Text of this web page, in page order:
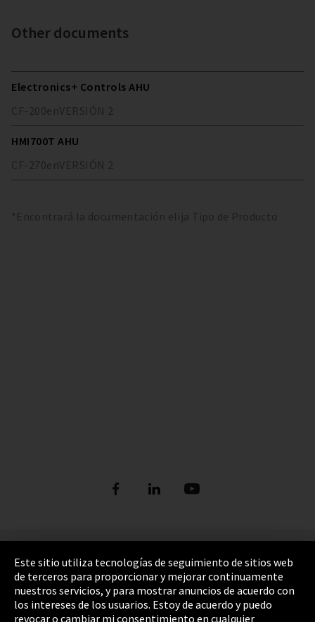
Other documents
Electronics+ Controls AHU
CF-200enVERSIÓN 2
HMI700T AHU
CF-270enVERSIÓN 2
*Encontrará la documentación elija Tipo de Producto
Pie de imprenta
Política de privacidad
Cookie Settings
Este sitio utiliza tecnologías de seguimiento de sitios web
de terceros para proporcionar y mejorar continuamente
nuestros servicios, y para mostrar anuncios de acuerdo con
los intereses de los usuarios. Estoy de acuerdo y puedo
revocar o cambiar mi consentimiento en cualquier